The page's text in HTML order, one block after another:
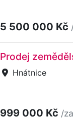
5 500 000 Kč
Prodej
Hnátnice
999 000 Kč /